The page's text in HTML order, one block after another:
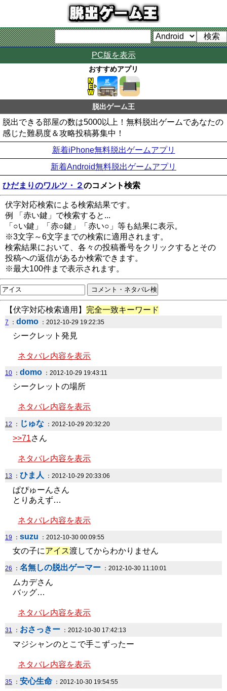
PC版を表示
おすすめアプリ
脱出ゲーム王
脱出できる部屋の数は5000以上！無料脱出ゲームであなたの
感じた難易度＆攻略投稿募集中！
新着iPhone無料脱出ゲームアプリ
新着Android無料脱出ゲームアプリ
ひだまりのワルツ・２のコメント検索
伏字対応検索による検索結果です。
例 「赤い鍵」で検索すると...
「○い鍵」「赤○鍵」「赤い○」等も結果に表示。
※3文字～6文字までの検索に適用されます。
検索結果において、各々の投稿番号をクリックするとその
投稿への返信があるか検索できます。
※最大100件まで表示されます。
【伏字対応検索適用】 完全一致キーワード
7 ： domo ：2012-10-29 19:22:35
シークレット発見
ネタバレ内容を表示
10 ： domo ：2012-10-29 19:43:11
シークレットの場所
ネタバレ内容を表示
12 ： じゅな ：2012-10-29 20:32:20
>>71さん
ネタバレ内容を表示
13 ： ひま人 ：2012-10-29 20:33:06
ぱぴゅーんさん
とりあえず…
ネタバレ内容を表示
19 ： suzu ：2012-10-30 00:09:55
女の子にアイス渡してからわかりません
26 ： 名無しの脱出ゲーマー ：2012-10-30 11:10:01
ムカデさん
バッグ…
ネタバレ内容を表示
31 ： おさっきー ：2012-10-30 17:42:13
マジシャンのとこで手こずったー
ネタバレ内容を表示
35 ： 安心生命 ：2012-10-30 19:54:55